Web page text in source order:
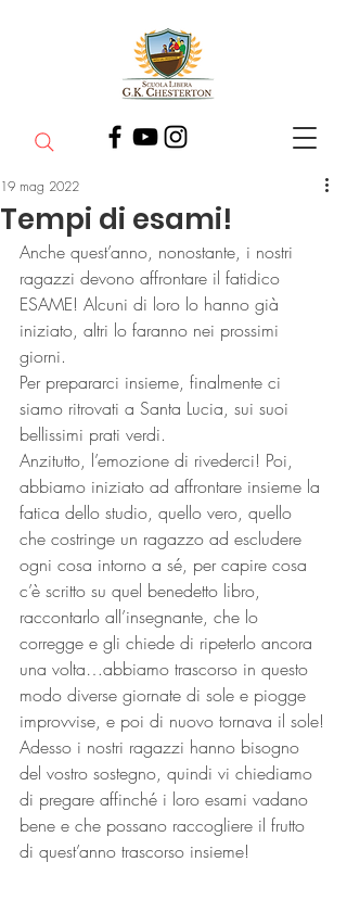
Tempi di esami!
19 mag 2022
Anche quest’anno, nonostante, i nostri
ragazzi devono affrontare il fatidico
ESAME! Alcuni di loro lo hanno già
iniziato, altri lo faranno nei prossimi
giorni.
Per prepararci insieme, finalmente ci
siamo ritrovati a Santa Lucia, sui suoi
bellissimi prati verdi.
Anzitutto, l’emozione di rivederci! Poi,
abbiamo iniziato ad affrontare insieme la
fatica dello studio, quello vero, quello
che costringe un ragazzo ad escludere
ogni cosa intorno a sé, per capire cosa
c’è scritto su quel benedetto libro,
raccontarlo all’insegnante, che lo
corregge e gli chiede di ripeterlo ancora
una volta…abbiamo trascorso in questo
modo diverse giornate di sole e piogge
improvvise, e poi di nuovo tornava il sole!
Adesso i nostri ragazzi hanno bisogno
del vostro sostegno, quindi vi chiediamo
di pregare affinché i loro esami vadano
bene e che possano raccogliere il frutto
di quest’anno trascorso insieme!